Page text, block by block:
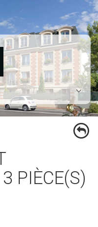
PIÈCE(S)